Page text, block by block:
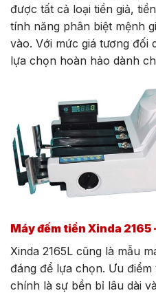
được tất cả loại tiền giả,
tính năng phân biệt mệnh
vào. Với mức giá tương đối
lựa chọn hoàn hảo dành
Máy đếm tiền Xinda
Xinda 2165L cũng là mẫu
đáng để lựa chọn. Ưu
chính là sự bền bỉ lâu dài